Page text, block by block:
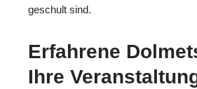
geschult sind.
Erfahrene
Ihre